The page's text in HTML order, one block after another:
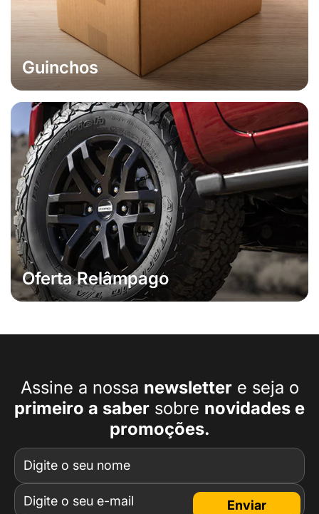
Guinchos
Oferta Relâmpago
Assine a nossa newslettere seja o
primeiro a saber sobre novidades e
promoções.
Enviar